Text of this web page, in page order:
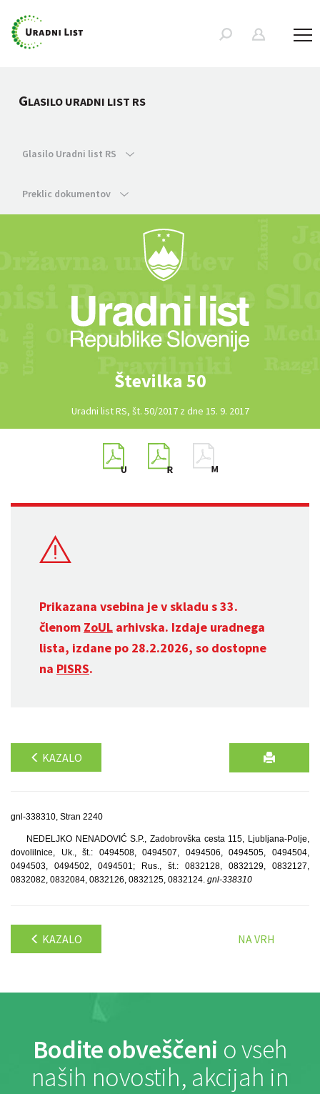
GLASILO URADNI LIST RS
Glasilo Uradni list RS
Preklic dokumentov
Številka 50
Uradni list RS, št. 50/2017 z dne 15. 9. 2017
Prikazana vsebina je v skladu s 33.
členom ZoUL arhivska. Izdaje uradnega
lista, izdane po 28.2.2026, so dostopne
na PISRS.
KAZALO
gnl-338310, Stran 2240
NEDELJKO NENADOVIĆ S.P., Zadobrovška cesta 115, Ljubljana-Polje,
dovolilnice, Uk., št.: 0494508, 0494507, 0494506, 0494505, 0494504,
0494503, 0494502, 0494501; Rus., št.: 0832128, 0832129, 0832127,
0832082, 0832084, 0832126, 0832125, 0832124. gnl-338310
KAZALO NA VRH
Bodite obveščeni o vseh
naših novostih, akcijah in